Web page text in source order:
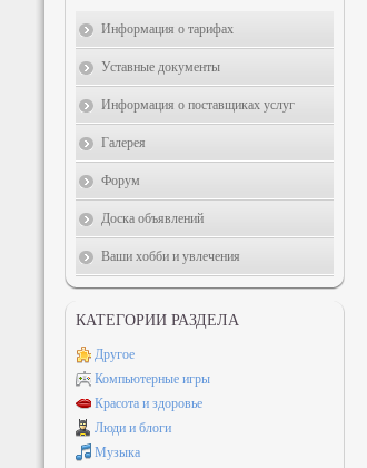
Информация о тарифах
Уставные документы
Информация о поставщиках услуг
Галерея
Форум
Доска объявлений
Ваши хобби и увлечения
КАТЕГОРИИ РАЗДЕЛА
Другое
Компьютерные игры
Красота и здоровье
Люди и блоги
Музыка